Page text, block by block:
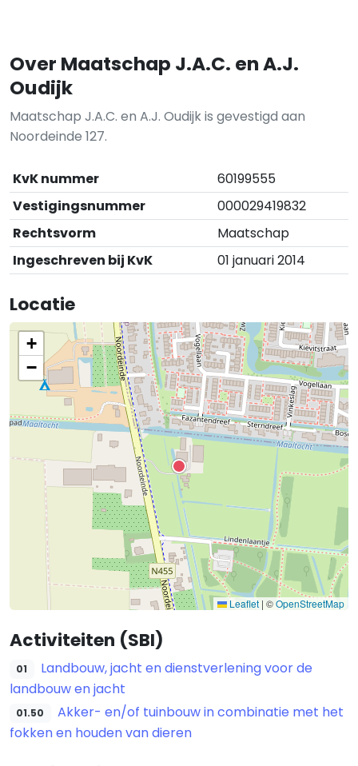
Over Maatschap J.A.C. en A.J.
Oudijk
Maatschap J.A.C. en A.J. Oudijk is gevestigd aan
Noordeinde 127.
KvK nummer
60199555
Vestigingsnummer
000029419832
Rechtsvorm
Maatschap
Ingeschreven bij KvK
01 januari 2014
Locatie
+
−
Leaflet | ©OpenStreetMap
Activiteiten (SBI)
01
Landbouw, jacht en dienstverlening voor de
landbouw en jacht
01.50
Akker- en/of tuinbouw in combinatie met het
fokken en houden van dieren